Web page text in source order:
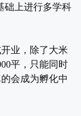
础上进行多学科
业，除了大米
平，只能同时
会成为孵化中